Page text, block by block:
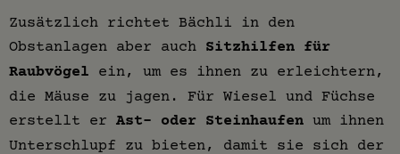
Zusätzlich richtet Bächli in den
Obstanlagen aber auch Sitzhilfen für
Raubvögel ein, um es ihnen zu erleichtern,
die Mäuse zu jagen. Für Wiesel und Füchse
erstellt er Ast- oder Steinhaufen um ihnen
Unterschlupf zu bieten, damit sie sich der